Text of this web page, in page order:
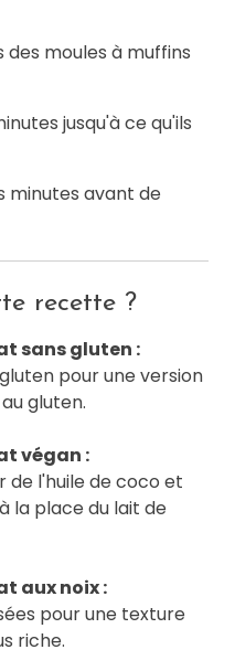
des moules à muffins
jusqu'à ce qu'ils
minutes avant de
recette ?
sans gluten :
pour une version
gluten.
végan :
de l'huile de coco et
la place du lait de
aux noix :
pour une texture
riche.